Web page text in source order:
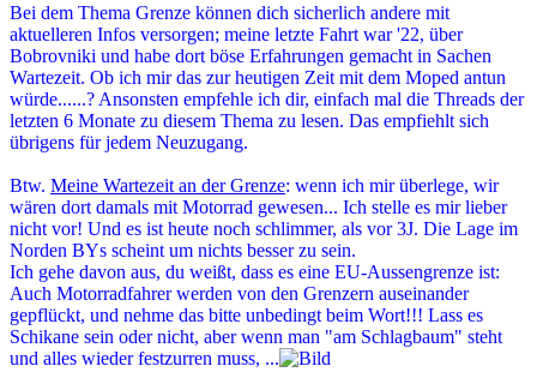
Bei dem Thema Grenze können dich sicherlich andere mit
aktuelleren Infos versorgen; meine letzte Fahrt war '22, über
Bobrovniki und habe dort böse Erfahrungen gemacht in Sachen
Wartezeit. Ob ich mir das zur heutigen Zeit mit dem Moped antun
würde......? Ansonsten empfehle ich dir, einfach mal die Threads der
letzten 6 Monate zu diesem Thema zu lesen. Das empfiehlt sich
übrigens für jedem Neuzugang.
Btw. Meine Wartezeit an der Grenze: wenn ich mir überlege, wir
wären dort damals mit Motorrad gewesen... Ich stelle es mir lieber
nicht vor! Und es ist heute noch schlimmer, als vor 3J. Die Lage im
Norden BYs scheint um nichts besser zu sein.
Ich gehe davon aus, du weißt, dass es eine EU-Aussengrenze ist:
Auch Motorradfahrer werden von den Grenzern auseinander
gepflückt, und nehme das bitte unbedingt beim Wort!!! Lass es
Schikane sein oder nicht, aber wenn man "am Schlagbaum" steht
und alles wieder festzurren muss, ...